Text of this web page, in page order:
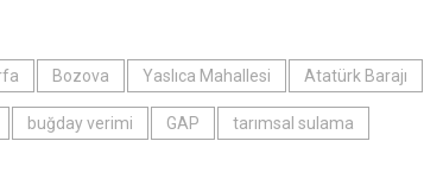
Bozova Yaslıca Mahallesi Atatürk Barajı
buğday verimi GAP tarımsal sulama